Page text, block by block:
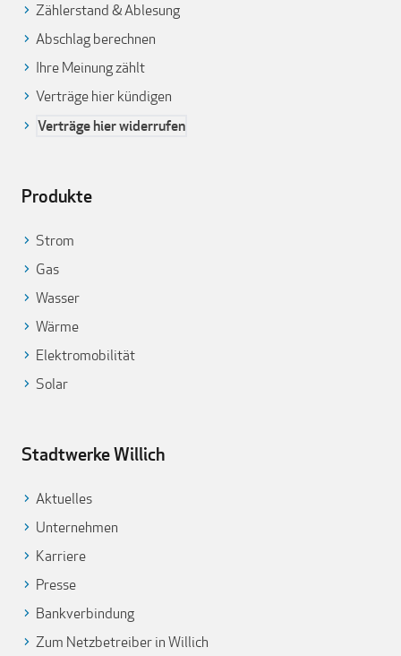
Zählerstand & Ablesung
Abschlag berechnen
Ihre Meinung zählt
Verträge hier kündigen
Verträge hier widerrufen
Produkte
Strom
Gas
Wasser
Wärme
Elektromobilität
Solar
Stadtwerke Willich
Aktuelles
Unternehmen
Karriere
Presse
Bankverbindung
Zum Netzbetreiber in Willich